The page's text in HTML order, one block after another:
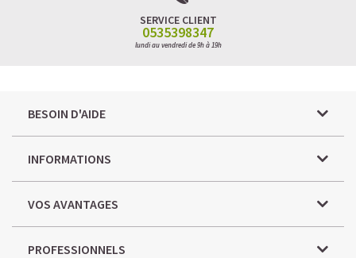
SERVICE CLIENT
0535398347
lundi au vendredi de 9h à 19h
BESOIN D'AIDE
INFORMATIONS
VOS AVANTAGES
PROFESSIONNELS